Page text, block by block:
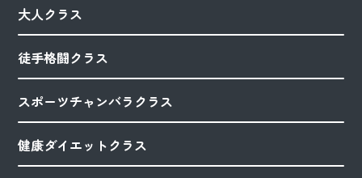
大人クラス
徒手格闘クラス
スポーツチャンバラクラス
健康ダイエットクラス